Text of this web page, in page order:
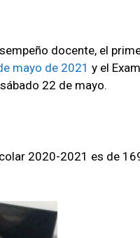
docente, el
mayo de 2021 y el
22 de mayo.
2020-2021 es de